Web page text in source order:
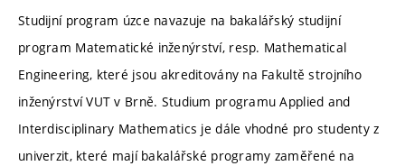
Studijní program úzce navazuje na bakalářský studijní
program Matematické inženýrství, resp. Mathematical
Engineering, které jsou akreditovány na Fakultě strojního
inženýrství VUT v Brně. Studium programu Applied and
Interdisciplinary Mathematics je dále vhodné pro studenty z
univerzit, které mají bakalářské programy zaměřené na